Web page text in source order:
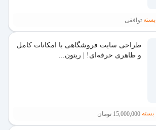
بسته توافقی
طراحی سایت فروشگاهی با امکانات کامل
و ظاهری حرفه‌ای! | ریتون...
بسته 15,000,000 تومان